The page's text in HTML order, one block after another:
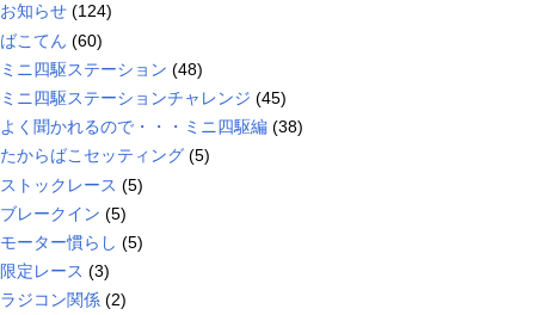
お知らせ (124)
ばこてん (60)
ミニ四駆ステーション (48)
ミニ四駆ステーションチャレンジ (45)
よく聞かれるので・・・ミニ四駆編 (38)
たからばこセッティング (5)
ストックレース (5)
ブレークイン (5)
モーター慣らし (5)
限定レース (3)
ラジコン関係 (2)